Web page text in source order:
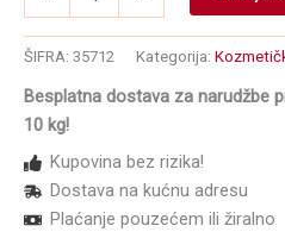
LED
FX308
crna
ŠIFRA: 35712 Kategorija:
Besplatna dostava za narudžbe
10 kg!
Kupovina bez rizika!
Dostava na kućnu adresu
Plaćanje pouzećem ili žiralno